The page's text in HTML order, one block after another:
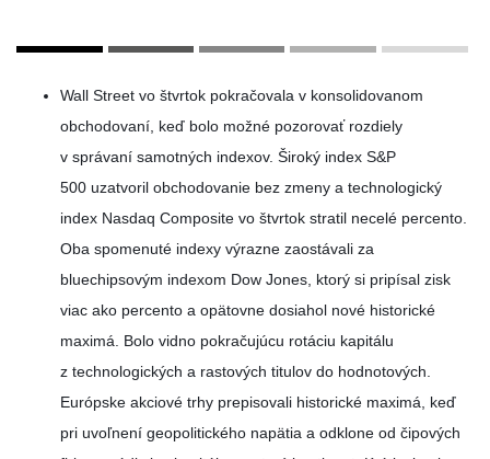
Wall Street vo štvrtok pokračovala v konsolidovanom
obchodovaní, keď bolo možné pozorovať rozdiely
v správaní samotných indexov. Široký index S&P
500 uzatvoril obchodovanie bez zmeny a technologický
index Nasdaq Composite vo štvrtok stratil necelé percento.
Oba spomenuté indexy výrazne zaostávali za
bluechipsovým indexom Dow Jones, ktorý si pripísal zisk
viac ako percento a opätovne dosiahol nové historické
maximá. Bolo vidno pokračujúcu rotáciu kapitálu
z technologických a rastových titulov do hodnotových.
Európske akciové trhy prepisovali historické maximá, keď
pri uvoľnení geopolitického napätia a odklone od čipových